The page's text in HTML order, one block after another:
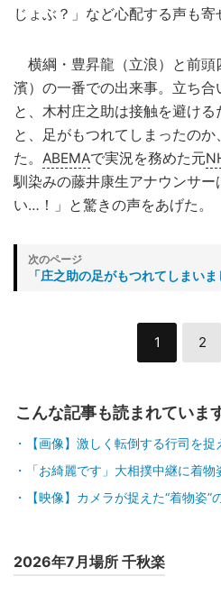
じょぶ？」など心配する声も寄
横綱・豊昇龍（立浪）と前頭
濱）の一番での出来事。立ち
と、木村庄之助は接触を避け
と、足がもつれてしまったの
た。 ABEMAで実況を務めた元
馴染みの藤井康生アナウンサ
い…！」と驚きの声をあげた。
「庄之助の足がもつれてしまいま
1 2
こんな記事も読まれていま
【画像】激しく転倒する行司を捉
「お綺麗です」大相撲中継に着
【映像】カメラが捉えた“着物姿”
2026年7月場所 千秋楽